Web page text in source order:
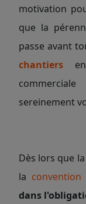
motivation
que la
passe avant
chantiers
sereinement
Dès lors que
la convention
dans